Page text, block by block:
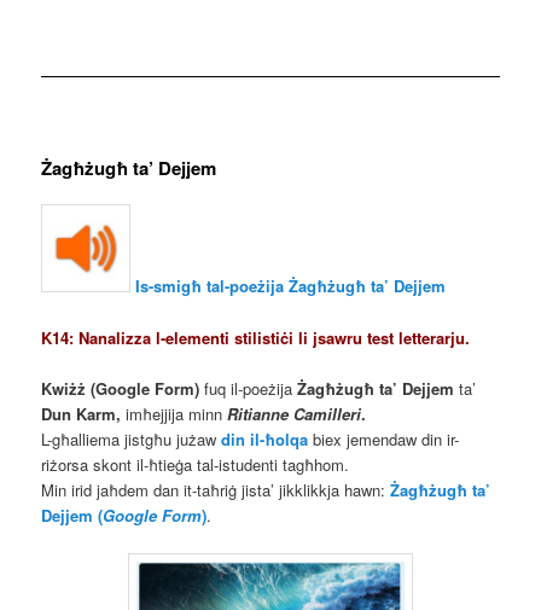
Żagħżugħ ta’ Dejjem
Is-smigħ tal-poeżija Żagħżugħ ta’ Dejjem
K14: Nanalizza l-elementi stilistiċi li jsawru test letterarju.
Kwiżż (Google Form)fuq il-poeżija Żagħżugħ ta’ Dejjemta’
Dun Karm, imħejjija minnRitianne Camilleri.
L-għalliema jistgħu jużawdin il-ħolqa biex jemendaw din ir-
riżorsa skont il-ħtieġa tal-istudenti tagħhom.
Min irid jaħdem dan it-taħriġ jista’ jikklikkja hawn:Żagħżugħ ta’
Dejjem (Google Form).